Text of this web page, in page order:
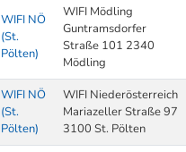
WIFI NÖ
(St.
Pölten)
WIFI Mödling
Guntramsdorfer
Straße 101 2340
Mödling
WIFI NÖ
(St.
Pölten)
WIFI Niederösterreich
Mariazeller Straße 97
3100 St. Pölten